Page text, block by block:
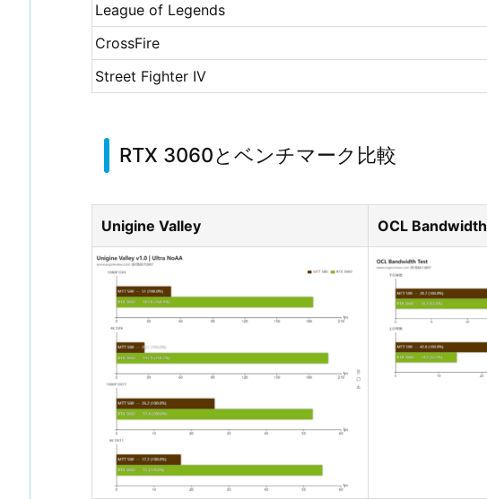
League of Legends
CrossFire
Street Fighter IV
RTX 3060とベンチマーク比較
Unigine Valley OCL Bandwidth